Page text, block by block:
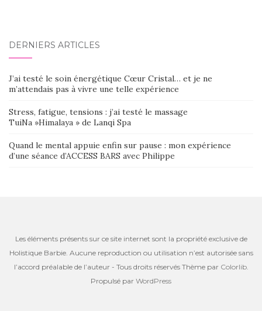
DERNIERS ARTICLES
J’ai testé le soin énergétique Cœur Cristal… et je ne
m’attendais pas à vivre une telle expérience
Stress, fatigue, tensions : j’ai testé le massage
TuiNa »Himalaya » de Lanqi Spa
Quand le mental appuie enfin sur pause : mon expérience
d’une séance d’ACCESS BARS avec Philippe
Les éléments présents sur ce site internet sont la propriété exclusive de
Holistique Barbie. Aucune reproduction ou utilisation n’est autorisée sans
l’accord préalable de l’auteur - Tous droits réservés Thème par Colorlib.
Propulsé par WordPress